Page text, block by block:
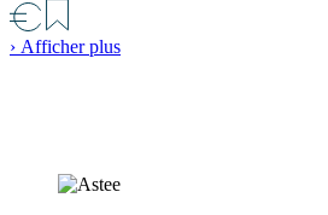
› Afficher plus